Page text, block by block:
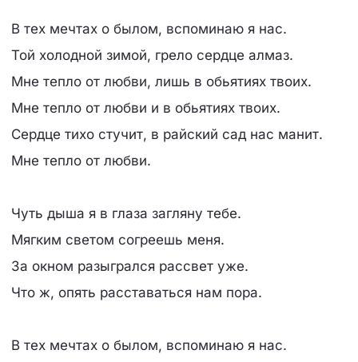
В тех мечтах о былом, вспоминаю я нас.
Той холодной зимой, грело сердце алмаз.
Мне тепло от любви, лишь в обьятиях твоих.
Мне тепло от любви и в обьятиях твоих.
Сердце тихо стучит, в райский сад нас манит.
Мне тепло от любви.
Чуть дыша я в глаза загляну тебе.
Мягким светом согреешь меня.
За окном разыгрался рассвет уже.
Что ж, опять расставаться нам пора.
В тех мечтах о былом, вспоминаю я нас.